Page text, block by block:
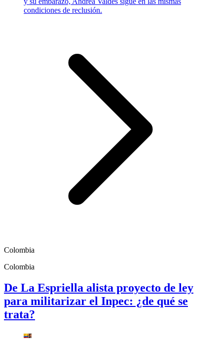
Colombia
Colombia
De La Espriella alista proyecto de ley
para militarizar el Inpec: ¿de qué se
trata?